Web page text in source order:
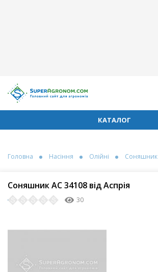
КАТАЛОГ
Головна Насіння Олійні Соняшник
Соняшник АС 34108 від Аспрія
30